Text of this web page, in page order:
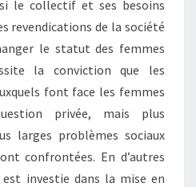
le collectif et ses besoins
revendications de la société
le statut des femmes
la conviction que les
font face les femmes
privée, mais plus
larges problèmes sociaux
confrontées. En d’autres
investie dans la mise en